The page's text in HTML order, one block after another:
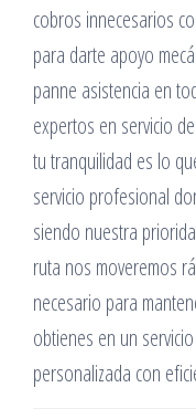
cobros innecesarios
para darte apoyo
panne asistencia en
expertos en servicio
tu tranquilidad es lo
servicio profesional
siendo nuestra
ruta nos moveremos
necesario para
obtienes en un
personalizada con